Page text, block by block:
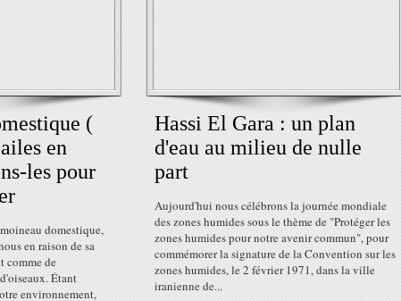
(
en
les pour
domestique,
en raison de sa
comme de
Étant
environnement,
Hassi El Gara : un plan
d'eau au milieu de nulle
part
Aujourd'hui nous célébrons la journée mondiale
des zones humides sous le thème de "Protéger les
zones humides pour notre avenir commun", pour
commémorer la signature de la Convention sur les
zones humides, le 2 février 1971, dans la ville
iranienne de...